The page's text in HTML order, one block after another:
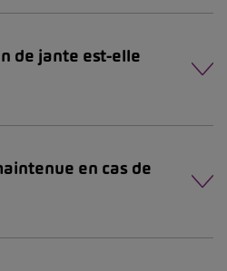
de jante est-elle
en cas de